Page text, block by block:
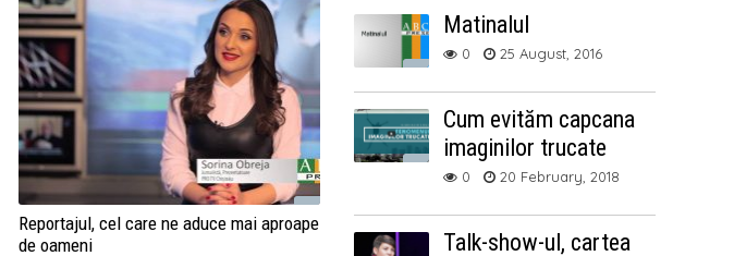
Reportajul, cel care ne aduce mai aproape
de oameni
Matinalul
0 25 August, 2016
Cum evităm capcana
imaginilor trucate
0 20 February, 2018
Talk-show-ul, cartea